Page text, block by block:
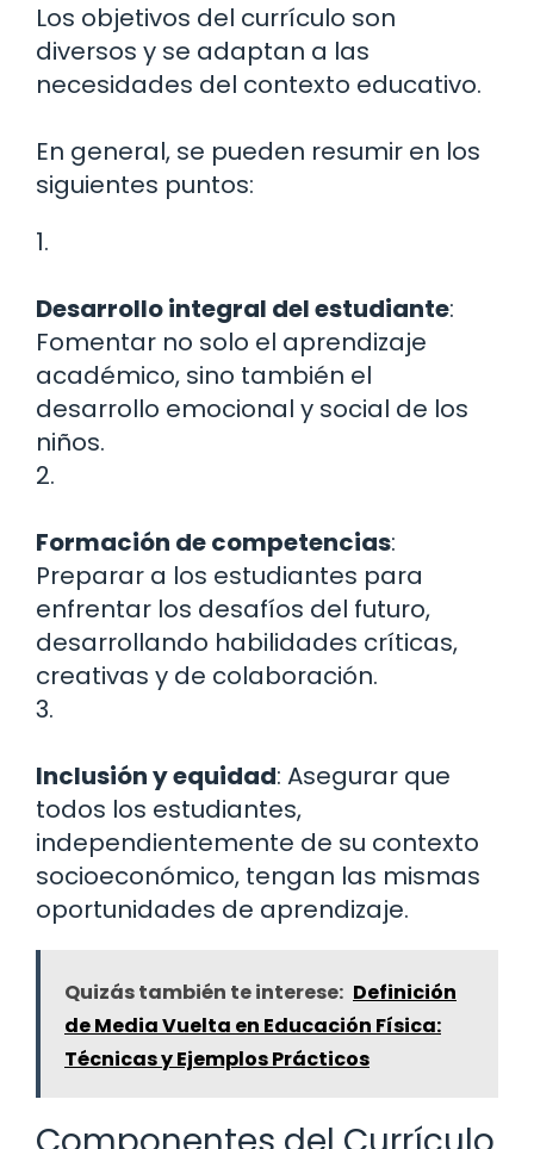
Los objetivos del currículo son
diversos y se adaptan a las
necesidades del contexto educativo.
En general, se pueden resumir en los
siguientes puntos:
1.
Desarrollo integral del estudiante:
Fomentar no solo el aprendizaje
académico, sino también el
desarrollo emocional y social de los
niños.
2.
Formación de competencias:
Preparar a los estudiantes para
enfrentar los desafíos del futuro,
desarrollando habilidades críticas,
creativas y de colaboración.
3.
Inclusión y equidad: Asegurar que
todos los estudiantes,
independientemente de su contexto
socioeconómico, tengan las mismas
oportunidades de aprendizaje.
Quizás también te interese: Definición
de Media Vuelta en Educación Física:
Técnicas y Ejemplos Prácticos